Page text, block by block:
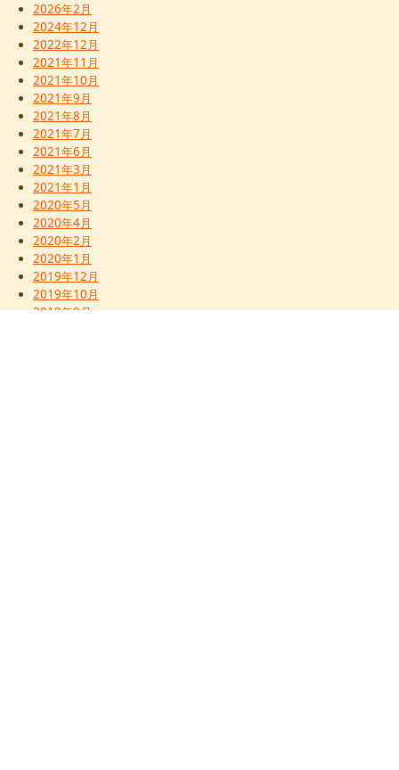
2026年2月
2024年12月
2022年12月
2021年11月
2021年10月
2021年9月
2021年8月
2021年7月
2021年6月
2021年3月
2021年1月
2020年5月
2020年4月
2020年2月
2020年1月
2019年12月
2019年10月
2019年9月